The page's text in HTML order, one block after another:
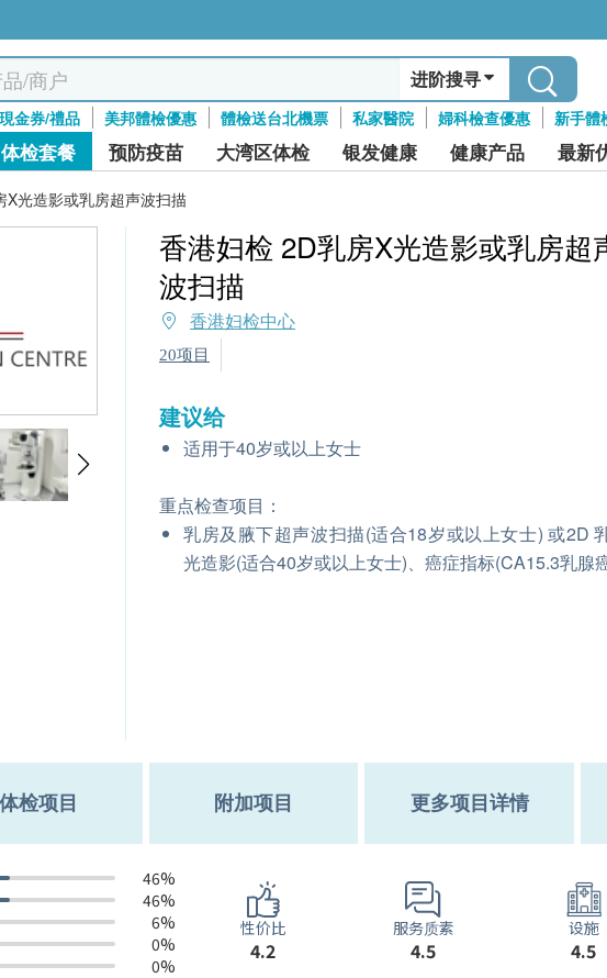
进阶搜寻
金券/禮品 美邦體檢優惠 體檢送台北機票 私家醫院 婦科檢查優惠 新手體
体检套餐 预防疫苗 大湾区体检 银发健康 健康产品 最新
X光造影或乳房超声波扫描
香港妇检 2D乳房X光造影或乳房超
波扫描
香港妇检中心
20项目
建议给
适用于40岁或以上女士
重点检查项目：
乳房及腋下超声波扫描(适合18岁或以上女士) 或2D
光造影(适合40岁或以上女士)、癌症指标(CA15.3乳腺
体检项目 附加项目 更多项目详情
46%
46%
6%
0%
0%
性价比
4.2
服务质素
4.5
设施
4.5